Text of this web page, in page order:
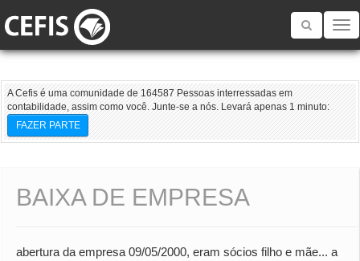
Toggle
A Cefis é uma comunidade de 164587 Pessoas interressadas em
contabilidade, assim como você. Junte-se a nós. Levará apenas 1 minuto:
FAZER PARTE
BAIXA DE EMPRESA
abertura da empresa 09/05/2000, eram sócios filho e mãe... a